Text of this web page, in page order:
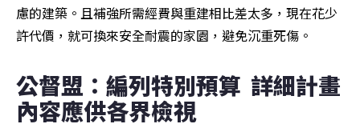
慮的建築。且補強所需經費與重建相比差太多，現在花少
許代價，就可換來安全耐震的家園，避免沉重死傷。
公督盟：編列特別預算  詳細計畫
內容應供各界檢視